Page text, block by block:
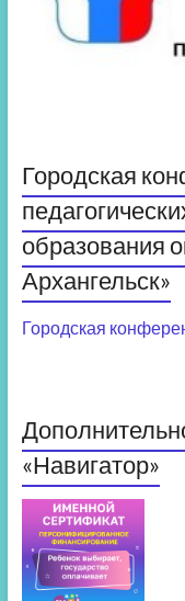
Городская
образования
Архангельск»
Городская
«Навигатор»